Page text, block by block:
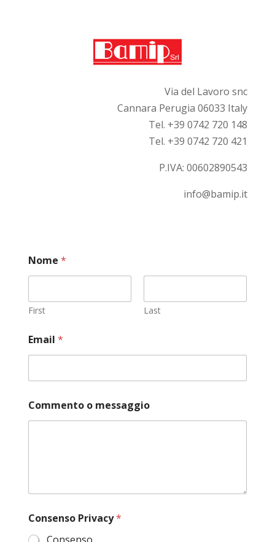
Via del Lavoro snc
Cannara Perugia 06033 Italy
Tel. +39 0742 720 148
Tel. +39 0742 720 421
P.IVA:00602890543
info@bamip.it
Nome *
First Last
Email *
o
n
i
v
a
Commento o messaggio
Consenso Privacy*